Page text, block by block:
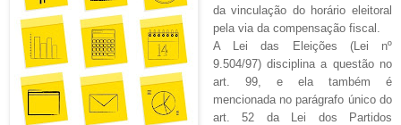
da vinculação do horário eleitoral
pela via da compensação fiscal.
A Lei das Eleições (Lei nº
9.504/97) disciplina a questão no
art. 99, e ela também é
mencionada no parágrafo único do
art. 52 da Lei dos Partidos